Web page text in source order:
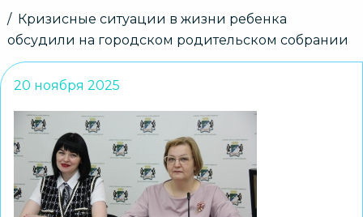
Кризисные ситуации в жизни ребенка
обсудили на городском родительском собрании
20 ноября 2025